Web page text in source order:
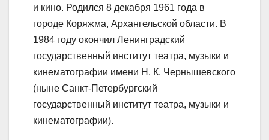
и кино. Родился 8 декабря 1961 года в
городе Коряжма, Архангельской области. В
1984 году окончил Ленинградский
государственный институт театра, музыки и
кинематографии имени Н. К. Чернышевского
(ныне Санкт-Петербургский
государственный институт театра, музыки и
кинематографии).